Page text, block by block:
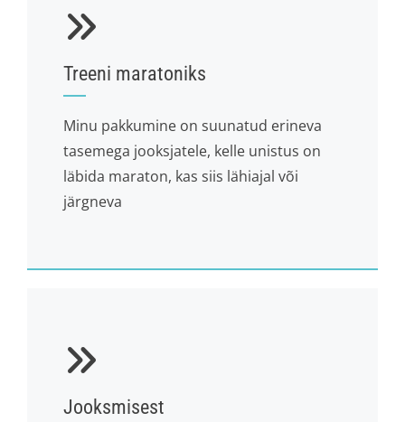
Treeni maratoniks
Minu pakkumine on suunatud erineva
tasemega jooksjatele, kelle unistus on
läbida maraton, kas siis lähiajal või
järgneva
Jooksmisest